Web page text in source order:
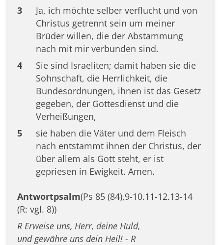
3
Ja, ich möchte selber verflucht und von
Christus getrennt sein um meiner
Brüder willen, die der Abstammung
nach mit mir verbunden sind.
4
Sie sind Israeliten; damit haben sie die
Sohnschaft, die Herrlichkeit, die
Bundesordnungen, ihnen ist das Gesetz
gegeben, der Gottesdienst und die
Verheißungen,
5
sie haben die Väter und dem Fleisch
nach entstammt ihnen der Christus, der
über allem als Gott steht, er ist
gepriesen in Ewigkeit. Amen.
Antwortpsalm(Ps 85 (84),9-10.11-12.13-14
(R: vgl. 8))
R Erweise uns, Herr, deine Huld,
und gewähre uns dein Heil! - R